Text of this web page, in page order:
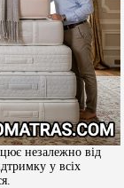
незалежно від
у всіх